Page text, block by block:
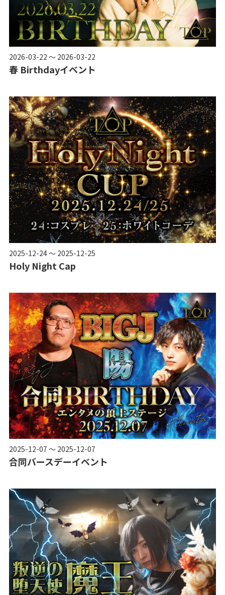
2026-03-22 ～ 2026-03-22
春 Birthdayイベント
2025-12-24 ～ 2025-12-25
Holy Night Cap
2025-12-07 ～ 2025-12-07
合同バースデーイベント